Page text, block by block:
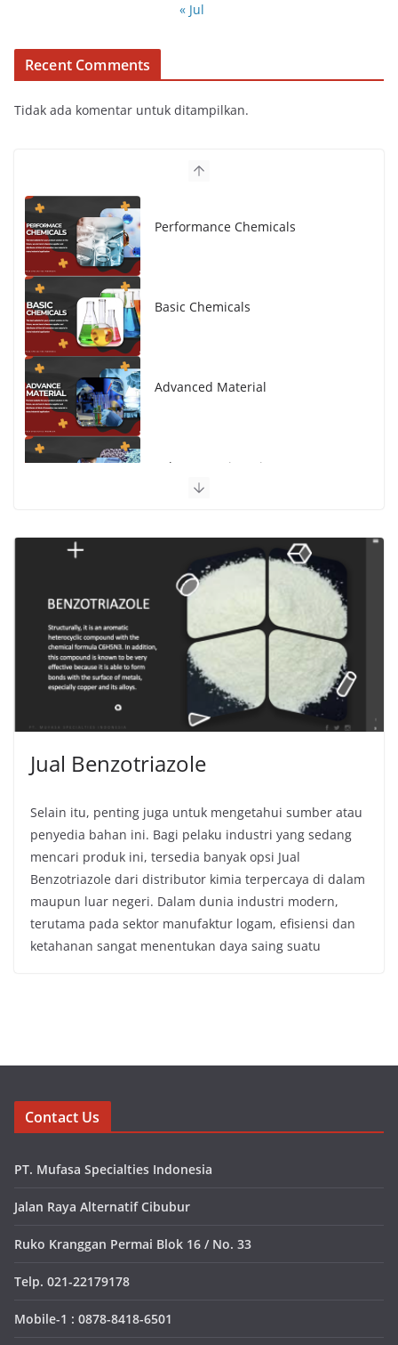
« Jul
Recent Comments
Tidak ada komentar untuk ditampilkan.
Performance Chemicals
Basic Chemicals
Advanced Material
Polymer Engineering
Jual Benzotriazole
Selain itu, penting juga untuk mengetahui sumber atau
penyedia bahan ini. Bagi pelaku industri yang sedang
mencari produk ini, tersedia banyak opsi Jual
Benzotriazole dari distributor kimia terpercaya di dalam
maupun luar negeri. Dalam dunia industri modern,
terutama pada sektor manufaktur logam, efisiensi dan
ketahanan sangat menentukan daya saing suatu
Contact Us
PT. Mufasa Specialties Indonesia
Jalan Raya Alternatif Cibubur
Ruko Kranggan Permai Blok 16 / No. 33
Telp. 021-22179178
Mobile-1 : 0878-8418-6501